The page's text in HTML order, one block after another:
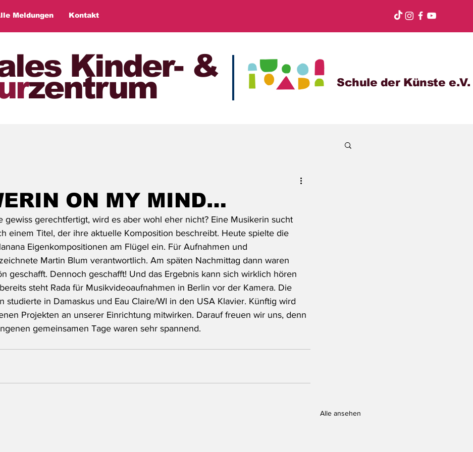
Meldungen Kontakt
Kinder- &
zentrum Schule der Künste e.V.
ON MY MIND…
gewiss gerechtfertigt, wird es aber wohl eher nicht? Eine Musikerin sucht
einem Titel, der ihre aktuelle Komposition beschreibt. Heute spielte die
Eigenkompositionen am Flügel ein. Für Aufnahmen und
Martin Blum verantwortlich. Am späten Nachmittag dann waren
geschafft. Dennoch geschafft! Und das Ergebnis kann sich wirklich hören
steht Rada für Musikvideoaufnahmen in Berlin vor der Kamera. Die
studierte in Damaskus und Eau Claire/WI in den USA Klavier. Künftig wird
Projekten an unserer Einrichtung mitwirken. Darauf freuen wir uns, denn
gemeinsamen Tage waren sehr spannend.
Alle ansehen